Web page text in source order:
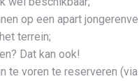
op een apart
terrein;
Dat kan ook!
te voren te reserveren